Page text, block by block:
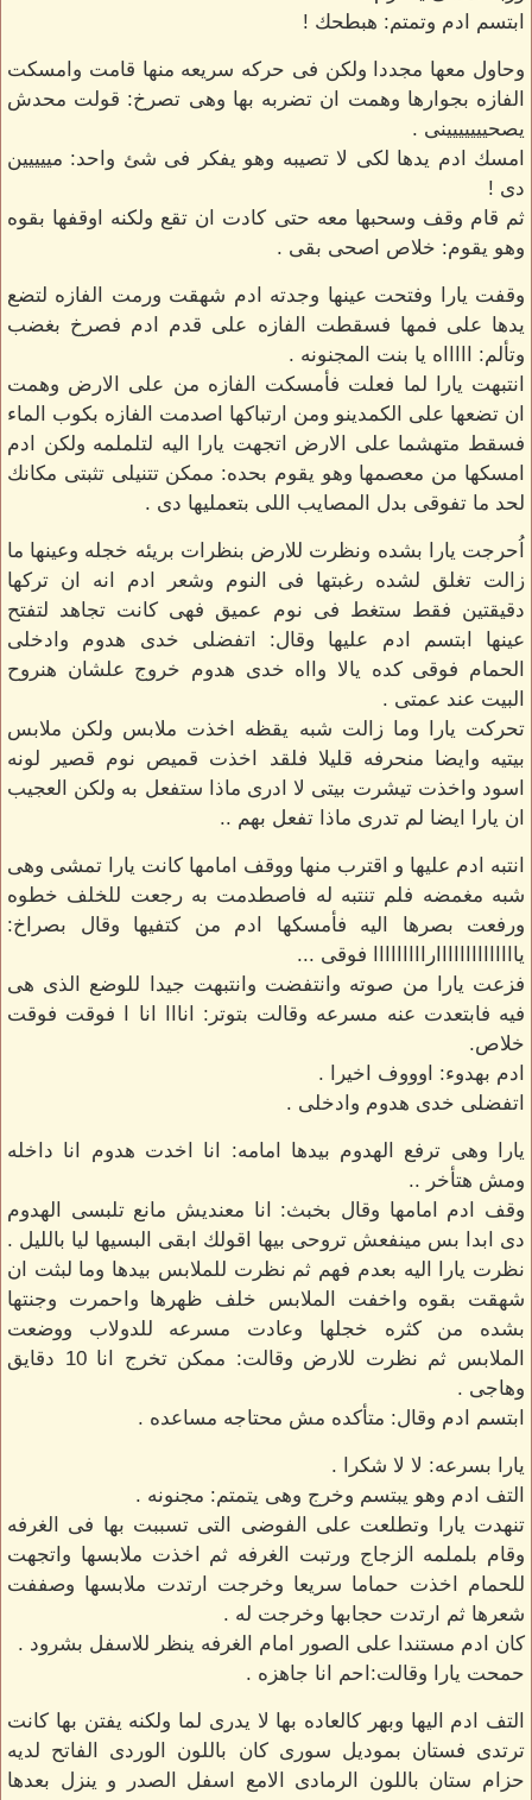
ابتسم ادم وتمتم: هبطحك !
وحاول معها مجددا ولكن فى حركه سريعه منها قامت وامسكت
الفازه بجوارها وهمت ان تضربه بها وهى تصرخ: قولت محدش
يصحييييييينى .
امسك ادم يدها لكى لا تصيبه وهو يفكر فى شئ واحد: مييييين
دى !
ثم قام وقف وسحبها معه حتى كادت ان تقع ولكنه اوقفها بقوه
وهو يقوم: خلاص اصحى بقى .
وقفت يارا وفتحت عينها وجدته ادم شهقت ورمت الفازه لتضع
يدها على فمها فسقطت الفازه على قدم ادم فصرخ بغضب
وتألم: اااااه يا بنت المجنونه .
انتبهت يارا لما فعلت فأمسكت الفازه من على الارض وهمت
ان تضعها على الكمدينو ومن ارتباكها اصدمت الفازه بكوب الماء
فسقط متهشما على الارض اتجهت يارا اليه لتلملمه ولكن ادم
امسكها من معصمها وهو يقوم بحده: ممكن تتنيلى تثبتى مكانك
لحد ما تفوقى بدل المصايب اللى بتعمليها دى .
اُحرجت يارا بشده ونظرت للارض بنظرات بريئه خجله وعينها ما
زالت تغلق لشده رغبتها فى النوم وشعر ادم انه ان تركها
دقيقتين فقط ستغط فى نوم عميق فهى كانت تجاهد لتفتح
عينها ابتسم ادم عليها وقال: اتفضلى خدى هدوم وادخلى
الحمام فوقى كده يالا وااه خدى هدوم خروج علشان هنروح
البيت عند عمتى .
تحركت يارا وما زالت شبه يقظه اخذت ملابس ولكن ملابس
بيتيه وايضا منحرفه قليلا فلقد اخذت قميص نوم قصير لونه
اسود واخذت تيشرت بيتى لا ادرى ماذا ستفعل به ولكن العجيب
ان يارا ايضا لم تدرى ماذا تفعل بهم ..
انتبه ادم عليها و اقترب منها ووقف امامها كانت يارا تمشى وهى
شبه مغمضه فلم تنتبه له فاصطدمت به رجعت للخلف خطوه
ورفعت بصرها اليه فأمسكها ادم من كتفيها وقال بصراخ:
ياااااااااااااارااااااااا فوقى ...
فزعت يارا من صوته وانتفضت وانتبهت جيدا للوضع الذى هى
فيه فابتعدت عنه مسرعه وقالت بتوتر: انااا انا ا فوقت فوقت
خلاص.
ادم بهدوء: اوووف اخيرا .
اتفضلى خدى هدوم وادخلى .
يارا وهى ترفع الهدوم بيدها امامه: انا اخدت هدوم انا داخله
ومش هتأخر ..
وقف ادم امامها وقال بخبث: انا معنديش مانع تلبسى الهدوم
دى ابدا بس مينفعش تروحى بيها اقولك ابقى البسيها ليا بالليل .
نظرت يارا اليه بعدم فهم ثم نظرت للملابس بيدها وما لبثت ان
شهقت بقوه واخفت الملابس خلف ظهرها واحمرت وجنتها
بشده من كثره خجلها وعادت مسرعه للدولاب ووضعت
الملابس ثم نظرت للارض وقالت: ممكن تخرج انا 10 دقايق
وهاجى .
ابتسم ادم وقال: متأكده مش محتاجه مساعده .
يارا بسرعه: لا لا شكرا .
التف ادم وهو يبتسم وخرج وهى يتمتم: مجنونه .
تنهدت يارا وتطلعت على الفوضى التى تسببت بها فى الغرفه
وقام بلملمه الزجاج ورتبت الغرفه ثم اخذت ملابسها واتجهت
للحمام اخذت حماما سريعا وخرجت ارتدت ملابسها وصففت
شعرها ثم ارتدت حجابها وخرجت له .
كان ادم مستندا على الصور امام الغرفه ينظر للاسفل بشرود .
حمحت يارا وقالت:احم انا جاهزه .
التف ادم اليها وبهر كالعاده بها لا يدرى لما ولكنه يفتن بها كانت
ترتدى فستان بموديل سورى كان باللون الوردى الفاتح لديه
حزام ستان باللون الرمادى الامع اسفل الصدر و ينزل بعدها